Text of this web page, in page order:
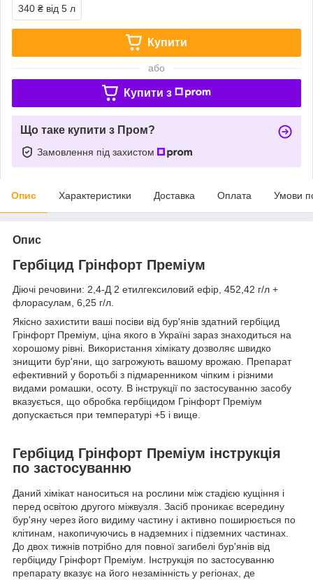
340 ₴ від 5 л
Купити
або
Купити з
Що таке купити з Пром?
Замовлення під захистом
Опис Характеристики Доставка Оплата Умови
Опис
Гербіцид Грінфорт Преміум
Діючі речовини: 2,4-Д 2 етилгексиловий ефір, 452,42 г/л +
флорасулам, 6,25 г/л.
Якісно захистити ваші посіви від бур'янів здатний гербіцид
Грінфорт Преміум, ціна якого в Україні зараз знаходиться на
хорошому рівні. Використання хімікату дозволяє швидко
знищити бур'яни, що загрожують вашому врожаю. Препарат
ефективний у боротьбі з підмаренником чіпким і різними
видами ромашки, осоту. В інструкції по застосуванню засобу
вказується, що обробка гербіцидом Грінфорт Преміум
допускається при температурі +5 і вище.
Гербіцид Грінфорт Преміум інструкція
по застосуванню
Даний хімікат наноситься на рослини між стадією кущіння і
перед освітою другого міжвузля. Засіб проникає всередину
бур'яну через його видиму частину і активно поширюється по
клітинам, накопичуючись в надземних і підземних частинах.
До двох тижнів потрібно для повної загибелі бур'янів від
гербіциду Грінфорт Преміум. Інструкція по застосуванню
препарату вказує на його незамінність у регіонах, де